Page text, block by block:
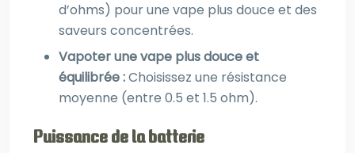
d’ohms) pour une vape plus douce et des
saveurs concentrées.
Vapoter une vape plus douce et
équilibrée :Choisissez une résistance
moyenne (entre 0.5 et 1.5 ohm).
Puissance de la batterie